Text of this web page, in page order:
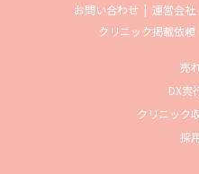
お問い合わせ 運営会社
クリニック掲載依頼
売
DX実
クリニック
採